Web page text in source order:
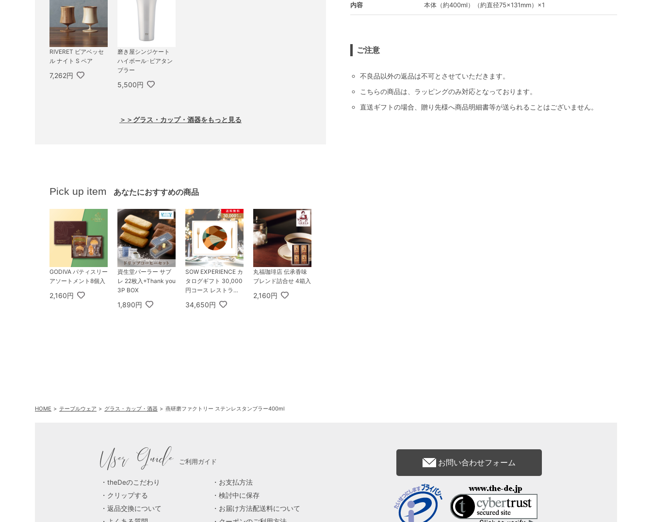
RIVERET ビアベッセ
ル ナイト S ペア
7,262円
磨き屋シンジケート
ハイボール･ビアタン
ブラー
5,500円
＞＞グラス・カップ・酒器をもっと見る
Pick up item あなたにおすすめの商品
GODIVA パティスリー
アソートメント8個入
2,160円
資生堂パーラー サブ
レ 22枚入+Thank you
3P BOX
1,890円
SOW EXPERIENCE カ
タログギフト 30,000
円コース レストラン
34,650円
丸福珈琲店 伝承香味
ブレンド詰合せ 4箱入
2,160円
内容 本体（約400ml）（約直径75×131mm）×1
ご注意
不良品以外の返品は不可とさせていただきます。
こちらの商品は、ラッピングのみ対応となっております。
直送ギフトの場合、贈り先様へ商品明細書等が送られることはございません。
HOME テーブルウェア グラス・カップ・酒器 燕研磨ファクトリー ステンレスタンブラー400ml
User Guide ご利用ガイド
theDeのこだわり
お支払方法
クリップする
検討中に保存
返品交換について
お届け方法配送料について
お問い合わせフォーム